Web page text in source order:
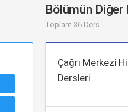
Bölümün Diğer
Toplam 36 Ders
Çağrı Merkezi
Dersleri